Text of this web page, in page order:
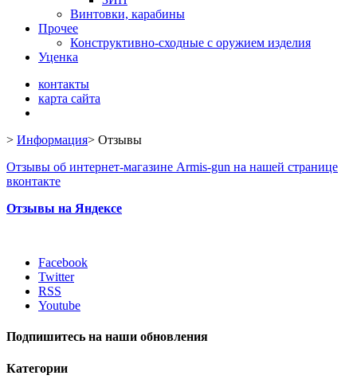
Винтовки, карабины
Прочее
Конструктивно-сходные с оружием изделия
Уценка
контакты
карта сайта
> Информация> Отзывы
Отзывы об интернет-магазине Armis-gun на нашей странице
вконтакте
Отзывы на Яндексе
Facebook
Twitter
RSS
Youtube
Подпишитесь на наши обновления
Категории